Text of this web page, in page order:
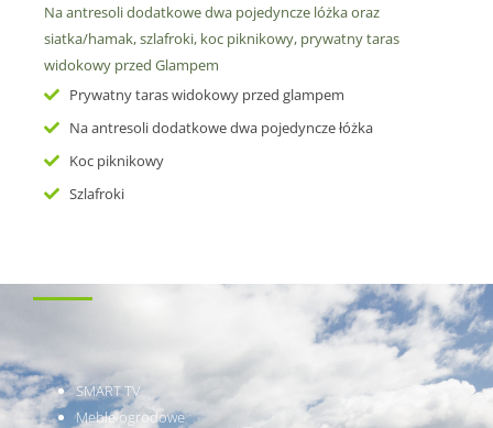
Na antresoli dodatkowe dwa pojedyncze lóżka oraz
siatka/hamak, szlafroki, koc piknikowy, prywatny taras
widokowy przed Glampem
Prywatny taras widokowy przed glampem
Na antresoli dodatkowe dwa pojedyncze łóżka
Koc piknikowy
Szlafroki
SMART TV
Mebleogrodowe